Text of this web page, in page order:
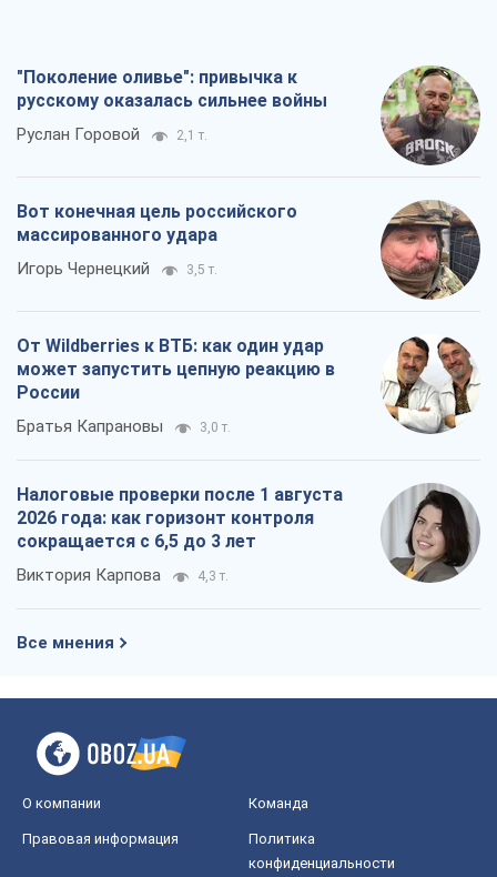
"Поколение оливье": привычка к
русскому оказалась сильнее войны
Руслан Горовой 2,1 т.
Вот конечная цель российского
массированного удара
Игорь Чернецкий 3,5 т.
От Wildberries к ВТБ: как один удар
может запустить цепную реакцию в
России
Братья Капрановы 3,0 т.
Налоговые проверки после 1 августа
2026 года: как горизонт контроля
сокращается с 6,5 до 3 лет
Виктория Карпова 4,3 т.
Все мнения
О компании Команда
Правовая информация
Политика
конфиденциальности